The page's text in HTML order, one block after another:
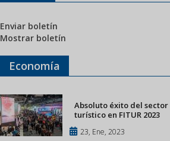
Enviar boletín
Mostrar boletín
Economía
Absoluto éxito del sector
turístico en FITUR 2023
23, Ene, 2023